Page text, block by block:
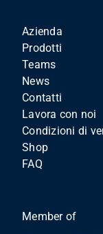
Azienda
Prodotti
Teams
News
Contatti
Lavora con noi
Condizioni di
Shop
FAQ
Member of